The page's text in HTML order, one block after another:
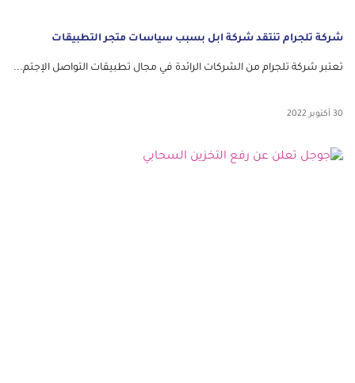
شركة تلجرام تنتقد شركة ابل بسبب سياسات متجر التطبيقات
تعتبر شركة تلجرام من الشركات الرائدة في مجال تطبيقات التواصل الإجتم...
30 أكتوبر 2022